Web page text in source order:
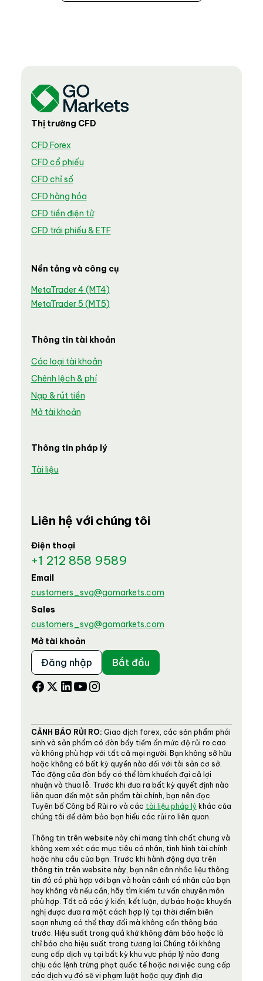
Thị trường CFD
CFD Forex
CFD cổ phiếu
CFD chỉ số
CFD hàng hóa
CFD tiền điện tử
CFD trái phiếu & ETF
Nền tảng và công cụ
MetaTrader 4 (MT4)
MetaTrader 5 (MT5)
Thông tin tài khoản
Các loại tài khoản
Chênh lệch & phí
Nạp & rút tiền
Mở tài khoản
Thông tin pháp lý
Tài liệu
Liên hệ với chúng tôi
Điện thoại
+1 212 858 9589
Email
customers_svg@gomarkets.com
Sales
customers_svg@gomarkets.com
Mở tài khoản
Đăng nhập Bắt đầu
CẢNH BÁO RỦI RO: Giao dịch forex, các sản phẩm phái
sinh và sản phẩm có đòn bẩy tiềm ẩn mức độ rủi ro cao
và không phù hợp với tất cả mọi người. Bạn không sở hữu
hoặc không có bất kỳ quyền nào đối với tài sản cơ sở.
Tác động của đòn bẩy có thể làm khuếch đại cả lợi
nhuận và thua lỗ. Trước khi đưa ra bất kỳ quyết định nào
liên quan đến một sản phẩm tài chính, bạn nên đọc
Tuyên bố Công bố Rủi ro và các tài liệu pháp lý khác của
chúng tôi để đảm bảo bạn hiểu các rủi ro liên quan.
Thông tin trên website này chỉ mang tính chất chung và
không xem xét các mục tiêu cá nhân, tình hình tài chính
hoặc nhu cầu của bạn. Trước khi hành động dựa trên
thông tin trên website này, bạn nên cân nhắc liệu thông
tin đó có phù hợp với bạn và hoàn cảnh cá nhân của bạn
hay không và nếu cần, hãy tìm kiếm tư vấn chuyên môn
phù hợp. Tất cả các ý kiến, kết luận, dự báo hoặc khuyến
nghị được đưa ra một cách hợp lý tại thời điểm biên
soạn nhưng có thể thay đổi mà không cần thông báo
trước. Hiệu suất trong quá khứ không đảm bảo hoặc là
chỉ báo cho hiệu suất trong tương lai.Chúng tôi không
cung cấp dịch vụ tại bất kỳ khu vực pháp lý nào đang
chịu các lệnh trừng phạt quốc tế hoặc nơi việc cung cấp
các dịch vụ đó sẽ vi phạm luật hoặc quy định địa